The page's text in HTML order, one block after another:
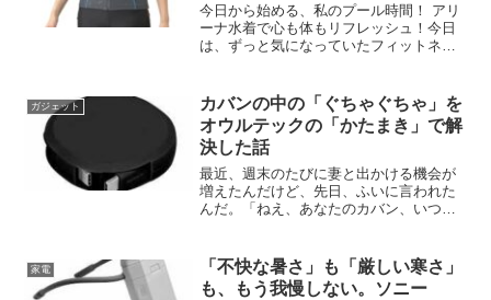
今日から始める、私のプール時間！ アリ
ーナ水着で心も体もリフレッシュ！今日
は、ずっと気になっていたフィットネス
に始められるものはないかな～と思って
いたんです。そこで思い...
ガジェット
カバンの中の「ぐちゃぐちゃ」を
オウルテックの「かたまき」で解
決した話
最近、週末のたびに妻と出かける機会が
増えたんだけど、先日、ふいに言われた
んだ。「ねえ、あなたのカバン、いつも
バイルバッテリーとか、あれこれ持ち歩
くから、カバンの中はいつ...
家電
「不快な暑さ」も「厳しい寒さ」
も、もう我慢しない。ソニー